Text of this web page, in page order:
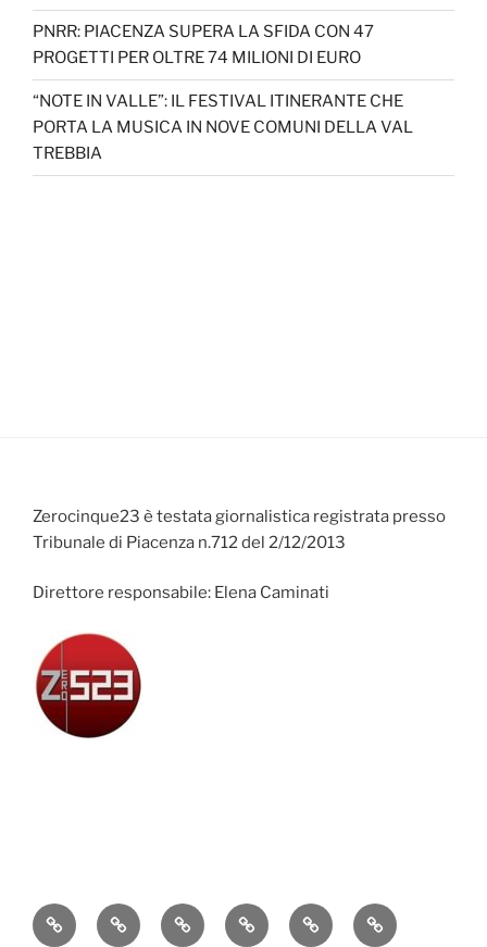
PNRR: PIACENZA SUPERA LA SFIDA CON 47
PROGETTI PER OLTRE 74 MILIONI DI EURO
“NOTE IN VALLE”: IL FESTIVAL ITINERANTE CHE
PORTA LA MUSICA IN NOVE COMUNI DELLA VAL
TREBBIA
Zerocinque23 è testata giornalistica registrata presso
Tribunale di Piacenza n.712 del 2/12/2013
Direttore responsabile: Elena Caminati
AttualitàCronacaPolitica EconomiaCultura Sport